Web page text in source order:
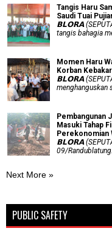
Tangis Haru
Saudi Tuai
𝗕𝗟𝗢𝗥𝗔
tangis bahagia
Momen Haru
Korban
𝗕𝗟𝗢𝗥𝗔
menghanguskan
Pembangunan
Masuki Tahap
Perekonomian
𝗕𝗟𝗢𝗥𝗔
09/Randublatung...
Next More »
PUBLIC SAFETY